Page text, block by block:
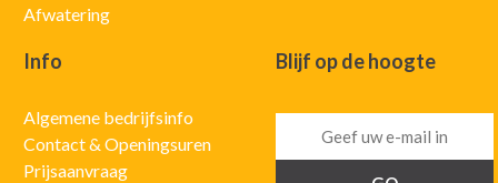
Afwatering
Info
Algemene bedrijfsinfo
Contact & Openingsuren
Prijsaanvraag
Blijf op de hoogte